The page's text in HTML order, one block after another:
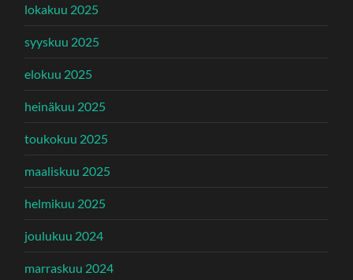
lokakuu 2025
syyskuu 2025
elokuu 2025
heinäkuu 2025
toukokuu 2025
maaliskuu 2025
helmikuu 2025
joulukuu 2024
marraskuu 2024